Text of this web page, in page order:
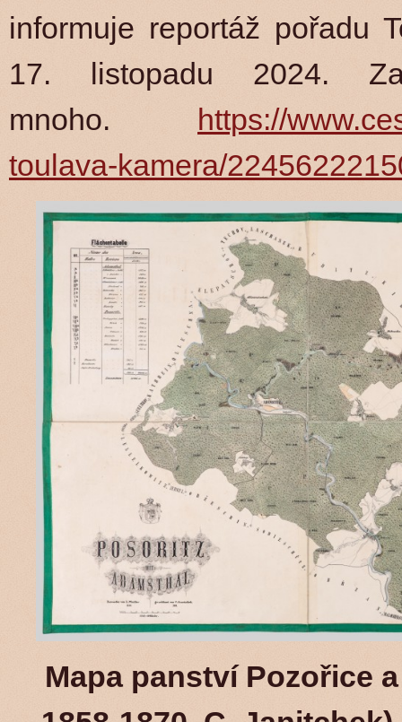
informuje reportáž pořadu
17. listopadu 2024.
mnoho. https://
toulava-kamera/
Mapa panství Pozořice